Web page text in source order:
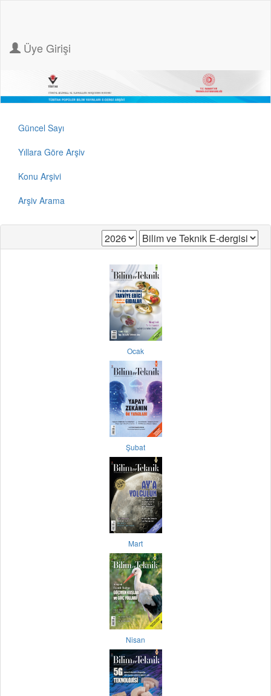
Üye Girişi
Güncel Sayı
Yıllara Göre Arşiv
Konu Arşivi
Arşiv Arama
Ocak
Şubat
Mart
Nisan